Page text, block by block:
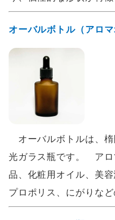
オーバルボトル（アロ
オーバルボトルは、楕
光ガラス瓶です。 アロ
品、化粧用オイル、美
プロポリス、にがりな